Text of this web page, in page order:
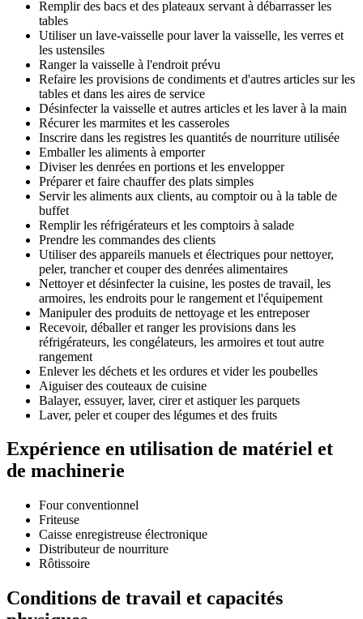
Remplir des bacs et des plateaux servant à débarrasser les
tables
Utiliser un lave-vaisselle pour laver la vaisselle, les verres et
les ustensiles
Ranger la vaisselle à l'endroit prévu
Refaire les provisions de condiments et d'autres articles sur les
tables et dans les aires de service
Désinfecter la vaisselle et autres articles et les laver à la main
Récurer les marmites et les casseroles
Inscrire dans les registres les quantités de nourriture utilisée
Emballer les aliments à emporter
Diviser les denrées en portions et les envelopper
Préparer et faire chauffer des plats simples
Servir les aliments aux clients, au comptoir ou à la table de
buffet
Remplir les réfrigérateurs et les comptoirs à salade
Prendre les commandes des clients
Utiliser des appareils manuels et électriques pour nettoyer,
peler, trancher et couper des denrées alimentaires
Nettoyer et désinfecter la cuisine, les postes de travail, les
armoires, les endroits pour le rangement et l'équipement
Manipuler des produits de nettoyage et les entreposer
Recevoir, déballer et ranger les provisions dans les
réfrigérateurs, les congélateurs, les armoires et tout autre
rangement
Enlever les déchets et les ordures et vider les poubelles
Aiguiser des couteaux de cuisine
Balayer, essuyer, laver, cirer et astiquer les parquets
Laver, peler et couper des légumes et des fruits
Expérience en utilisation de matériel et
de machinerie
Four conventionnel
Friteuse
Caisse enregistreuse électronique
Distributeur de nourriture
Rôtissoire
Conditions de travail et capacités